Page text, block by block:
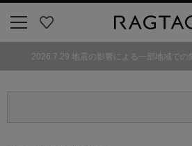
気
2026.7.29 地震の影響による一部地域での